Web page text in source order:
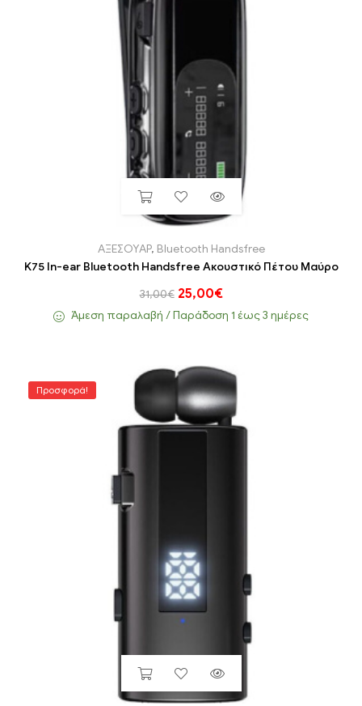
ΑΞΕΣΟΥΑΡ, Bluetooth Handsfree
K75 In-ear Bluetooth Handsfree Ακουστικό Πέτου Μαύρο
31,00€ 25,00€
Άμεση παραλαβή / Παράδoση 1 έως 3 ημέρες
Προσφορά!